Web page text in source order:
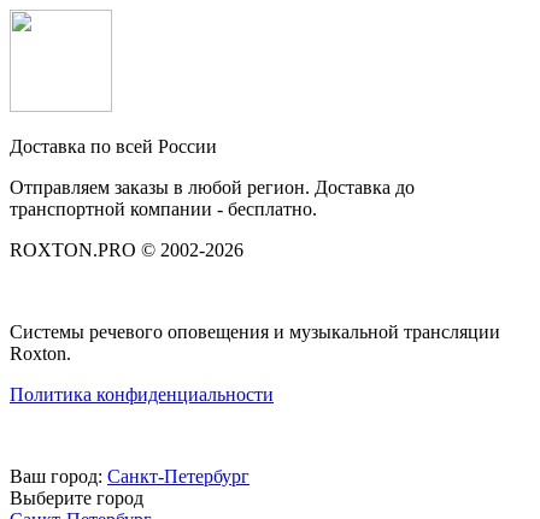
Доставка по всей России
Отправляем заказы в любой регион. Доставка до
транспортной компании - бесплатно.
ROXTON.PRO © 2002-2026
Системы речевого оповещения и музыкальной трансляции
Roxton.
Политика конфиденциальности
Ваш город: Санкт-Петербург
Выберите город